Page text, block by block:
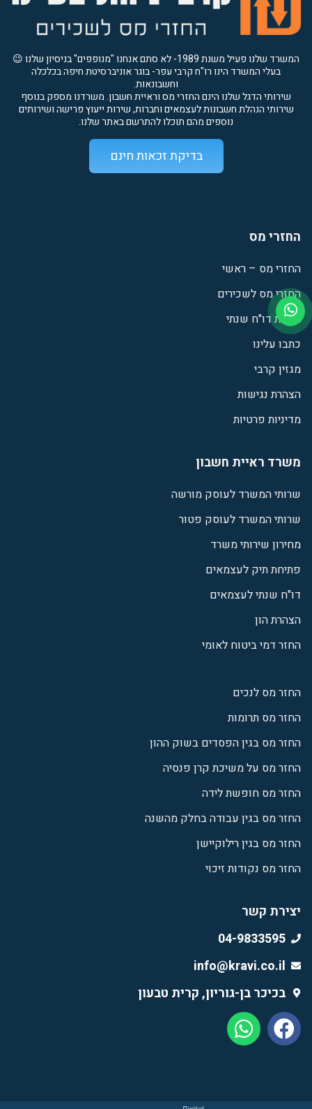
המשרד שלנו פעיל משנת 1989- לא סתם אנחנו "מנופפים" בניסיון שלנו 😉
בעלי המשרד הינו רו"ח קרבי עפר- בוגר אוניברסיטת חיפה בכלכלה
וחשבונאות.
שירותי הדגל שלנו הינם החזרי מס וראיית חשבון. משרדנו מספק בנוסף
שירותי הנהלת חשבונות לעצמאים וחברות, שירות ייעוץ פרישה ושירותים
נוספים מהם תוכלו להתרשם באתר שלנו.
בדיקת זכאות חינם
החזרי מס
החזרי מס – ראשי
החזרי מס לשכירים
הגשת דו"ח שנתי
כתבו עלינו
מגזין קרבי
הצהרת נגישות
מדיניות פרטיות
משרד ראיית חשבון
שרותי המשרד לעוסק מורשה
שרותי המשרד לעוסק פטור
מחירון שירותי משרד
פתיחת תיק לעצמאים
דו"ח שנתי לעצמאים
הצהרת הון
החזר דמי ביטוח לאומי
החזר מס לנכים
החזר מס תרומות
החזר מס בגין הפסדים בשוק ההון
החזר מס על משיכת קרן פנסיה
החזר מס חופשת לידה
החזר מס בגין עבודה בחלק מהשנה
החזר מס בגין רילוקיישן
החזר מס נקודות זיכוי
יצירת קשר
04-9833595
info@kravi.co.il
בכיכר בן-גוריון, קרית טבעון